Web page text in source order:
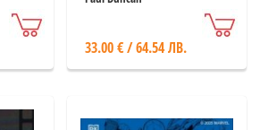
33.00 € / 64.54 ЛВ.